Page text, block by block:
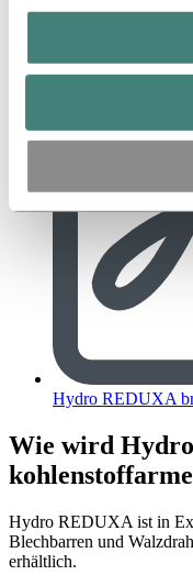
Hydro REDUXA
Wie wird
Hydro REDUXA ist in
Blechbarren und
erhältlich.